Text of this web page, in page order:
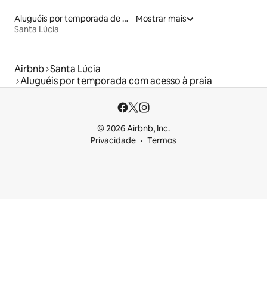
Aluguéis por temporada de acomodações de luxo
Santa Lúcia
Mostrar mais
Airbnb Santa Lúcia
Aluguéis por temporada com acesso à praia
© 2026 Airbnb, Inc.
Privacidade
Termos